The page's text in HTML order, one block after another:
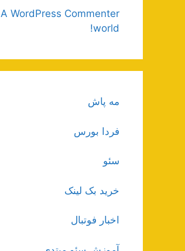
A WordPress Commenter
world!
مه پاش
فردا بورس
سئو
خرید بک لینک
اخبار فوتبال